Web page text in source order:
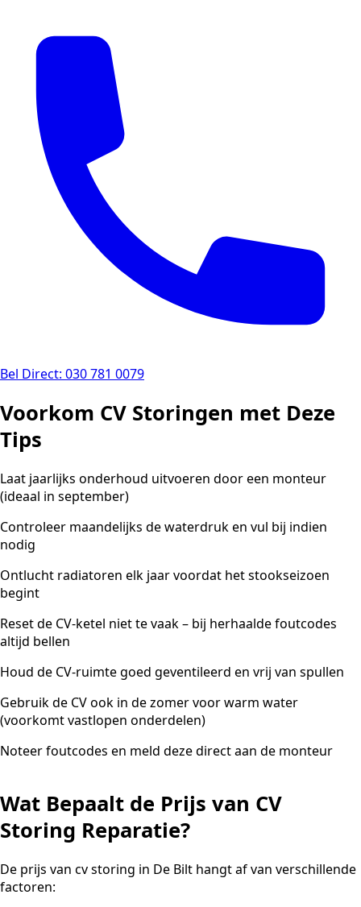
Bel Direct: 030 781 0079
Voorkom CV Storingen met Deze
Tips
Laat jaarlijks onderhoud uitvoeren door een monteur
(ideaal in september)
Controleer maandelijks de waterdruk en vul bij indien
nodig
Ontlucht radiatoren elk jaar voordat het stookseizoen
begint
Reset de CV-ketel niet te vaak – bij herhaalde foutcodes
altijd bellen
Houd de CV-ruimte goed geventileerd en vrij van spullen
Gebruik de CV ook in de zomer voor warm water
(voorkomt vastlopen onderdelen)
Noteer foutcodes en meld deze direct aan de monteur
Wat Bepaalt de Prijs van CV
Storing Reparatie?
De prijs van cv storing in De Bilt hangt af van verschillende
factoren: